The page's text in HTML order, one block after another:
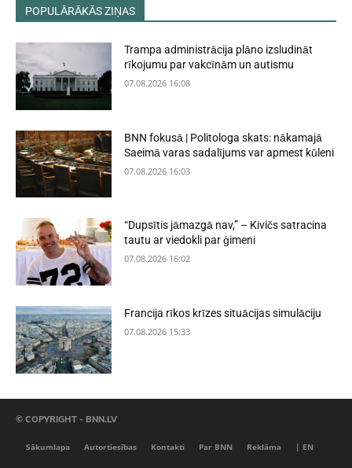
POPULĀRĀKĀS ZIŅAS
Trampa administrācija plāno izsludināt
rīkojumu par vakcīnām un autismu
07.08.2026 16:08
BNN fokusā | Politologa skats: nākamajā
Saeimā varas sadalījums var apmest kūleni
07.08.2026 16:03
“Dupsītis jāmazgā nav,” – Kivičs satracina
tautu ar viedokli par ģimeni
07.08.2026 16:02
Francija rīkos krīzes situācijas simulāciju
07.08.2026 15:33
© COPYRIGHT - BNN.LV
Sākumlapa Autortiesības Kontakti Par BNN Reklāma | EN